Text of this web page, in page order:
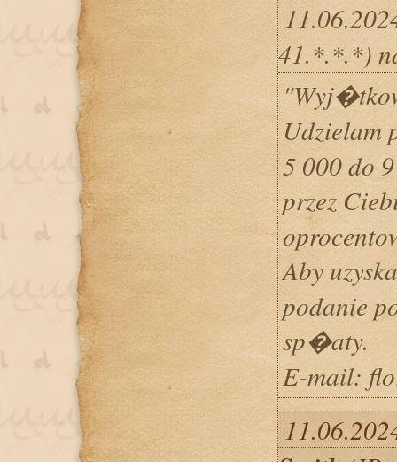
41.*.*.*)
Udzielam
5 000 do
przez
Aby
podanie
sp�aty.
E-mail: